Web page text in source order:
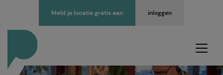
inloggen
Meld je locatie gratis aan